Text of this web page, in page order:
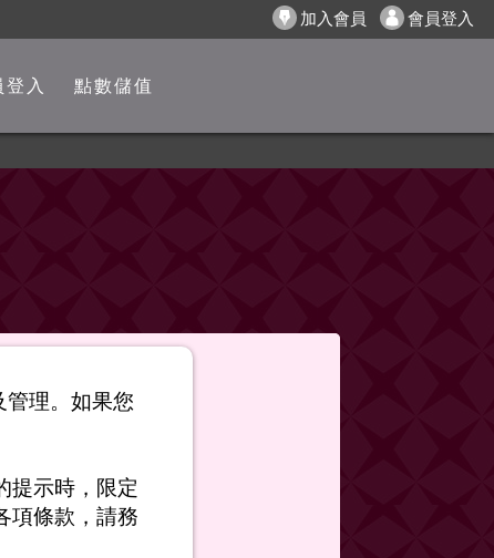
加入會員 會員登入
登入 點數儲值
管理。如果您
提示時，限定
項條款，請務